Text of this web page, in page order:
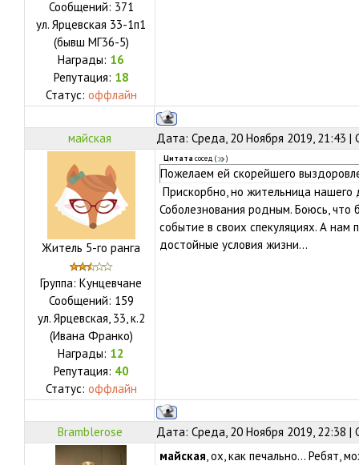
Сообщений: 371
ул. Ярцевская 33-1п1
(бывш МГ36-5)
Награды: 16
Репутация: 18
Статус: оффлайн
майская Дата: Среда, 20 Ноября 2019, 21:43
Житель 5-го ранга
Группа: Кунцевчане
Сообщений: 159
ул. Ярцевская, 33, к.2
(Ивана Франко)
Награды: 12
Репутация: 40
Статус: оффлайн
Цитата сосед ( )
Пожелаем ей скорейшего
Прискорбно, но жительница нашего
Соболезнования родным. Боюсь, что
событие в своих спекуляциях. А нам
достойные условия жизни...
Bramblerose Дата: Среда, 20 Ноября 2019, 22:38
майская, ох, как печально... Ребят,